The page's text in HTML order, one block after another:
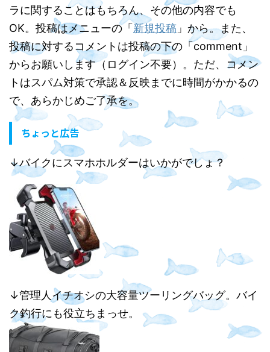
ラに関することはもちろん、その他の内容でも
OK。投稿はメニューの「新規投稿 」から。また、
投稿に対するコメントは投稿の下の「comment」
からお願いします（ログイン不要）。ただ、コメン
トはスパム対策で承認＆反映までに時間がかかるの
で、あらかじめご了承を。
ちょっと広告
↓バイクにスマホホルダーはいかがでしょ？
↓管理人イチオシの大容量ツーリングバッグ。バイ
ク釣行にも役立ちまっせ。